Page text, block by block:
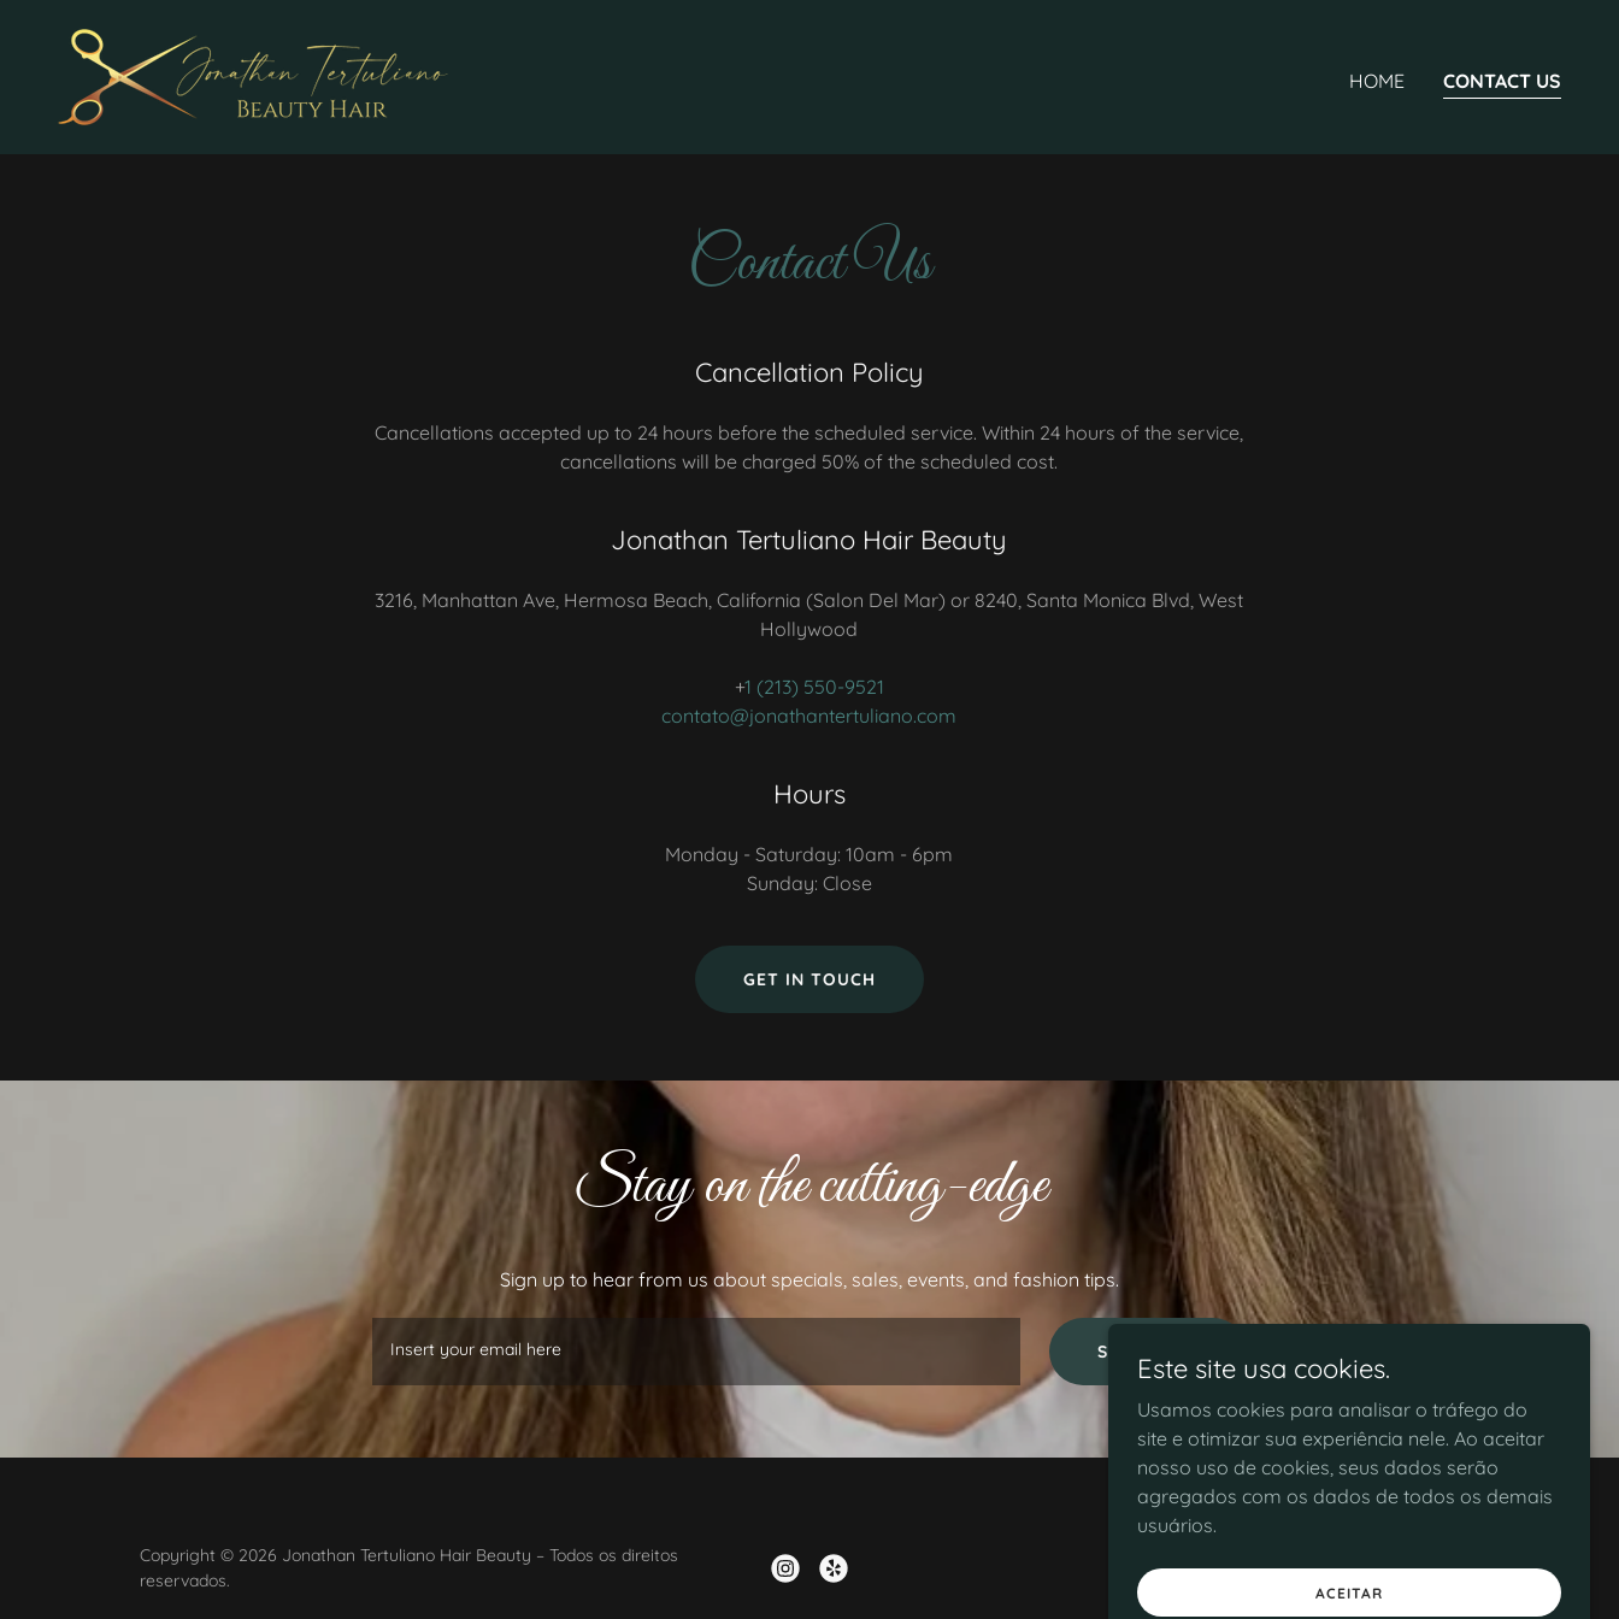
HOME CONTACT US
Contact Us
Cancellation Policy
Cancellations accepted up to 24 hours before the scheduled service. Within 24 hours of the service,
cancellations will be charged 50% of the scheduled cost.
Jonathan Tertuliano Hair Beauty
3216, Manhattan Ave, Hermosa Beach, California (Salon Del Mar) or 8240, Santa Monica Blvd, West
Hollywood
+1 (213) 550-9521
contato@jonathantertuliano.com
Hours
Monday - Saturday: 10am - 6pm
Sunday: Close
GET IN TOUCH
Stay on the cutting-edge
Sign up to hear from us about specials, sales, events, and fashion tips.
Insert your email here SUBSCRIBE
Copyright © 2026 Jonathan Tertuliano Hair Beauty – Todos os direitos
reservados.
Este site usa cookies.
Usamos cookies para analisar o tráfego do
site e otimizar sua experiência nele. Ao aceitar
nosso uso de cookies, seus dados serão
agregados com os dados de todos os demais
usuários.
ACEITAR